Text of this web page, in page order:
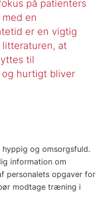
på patienters
en
er en vigtig
at
til
og hurtigt bliver
og omsorgsfuld.
information om
personalets opgaver for
modtage træning i